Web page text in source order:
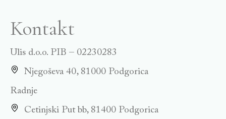
Kontakt
Ulis d.o.o. PIB – 02230283
Njegoševa 40, 81000 Podgorica
Radnje
Cetinjski Put bb, 81400 Podgorica